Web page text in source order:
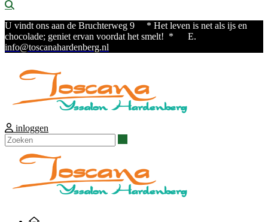
U vindt ons aan de Bruchterweg 9 * Het leven is net als ijs en
chocolade; geniet ervan voordat het smelt! * E.
info@toscanahardenberg.nl
inloggen